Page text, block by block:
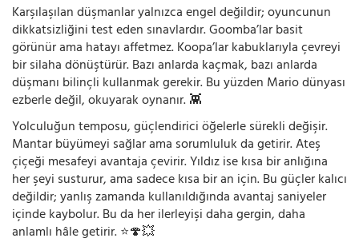
Karşılaşılan düşmanlar yalnızca engel değildir; oyuncunun
dikkatsizliğini test eden sınavlardır. Goomba’lar basit
görünür ama hatayı affetmez. Koopa’lar kabuklarıyla çevreyi
bir silaha dönüştürür. Bazı anlarda kaçmak, bazı anlarda
düşmanı bilinçli kullanmak gerekir. Bu yüzden Mario dünyası
ezberle değil, okuyarak oynanır. 👾
Yolculuğun temposu, güçlendirici öğelerle sürekli değişir.
Mantar büyümeyi sağlar ama sorumluluk da getirir. Ateş
çiçeği mesafeyi avantaja çevirir. Yıldız ise kısa bir anlığına
her şeyi susturur, ama sadece kısa bir an için. Bu güçler kalıcı
değildir; yanlış zamanda kullanıldığında avantaj saniyeler
içinde kaybolur. Bu da her ilerleyişi daha gergin, daha
anlamlı hâle getirir. ⭐🍄💥